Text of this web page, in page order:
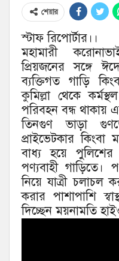
শেয়ার
স্টাফ রিপোর্টার।।
মহামারী
প্রিয়জনের সঙ্গে
ব্যক্তিগত গাড়ি
কুমিল্লা থেকে
পরিবহন বন্ধ থাকায়
তিনগুণ ভাড়া
প্রাইভেটকার কিংবা
বাধ্য হয়ে
পণ্যবাহী গাড়িতে।
নিয়ে যাত্রী চলাচল
করার পাশাপাশি
দিচ্ছেন ময়নামতি